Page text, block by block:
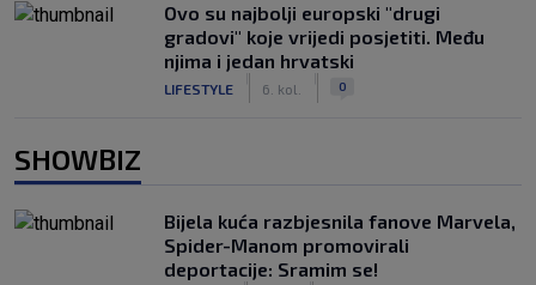
Ovo su najbolji europski "drugi
gradovi" koje vrijedi posjetiti. Među
njima i jedan hrvatski
LIFESTYLE 6. kol. 0
SHOWBIZ
Bijela kuća razbjesnila fanove Marvela,
Spider-Manom promovirali
deportacije: Sramim se!